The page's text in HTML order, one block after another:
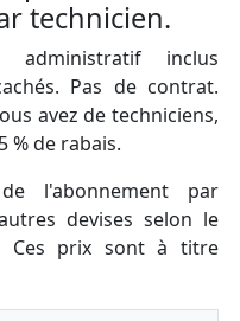
technicien.
administratif inclus
Pas de contrat.
avez de techniciens,
% de rabais.
l'abonnement par
devises selon le
Ces prix sont à titre